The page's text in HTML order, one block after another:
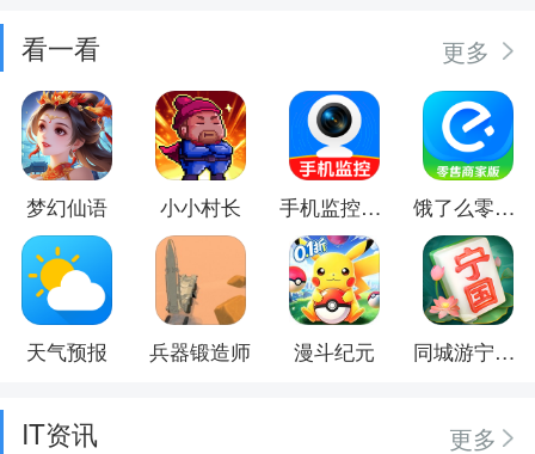
看一看 更多
梦幻仙语 小小村长 手机监控器远程看家 饿了么零售商家版
天气预报 兵器锻造师 漫斗纪元 同城游宁国麻将
IT资讯
更多